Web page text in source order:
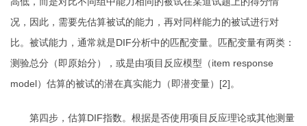
况，因此，需要先估算被试的能力，再对同样能力的被试进行对
比。被试能力，通常就是DIF分析中的匹配变量。匹配变量有两类：
测验总分（即原始分），或是由项目反应模型（item response
model）估算的被试的潜在真实能力（即潜变量） [2]。
第四步，估算DIF指数。根据是否使用项目反应理论或其他测量